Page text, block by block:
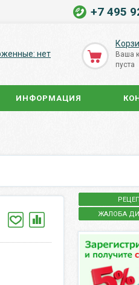
+7 495
нет
Ваша
пуста
ИНФОРМАЦИЯ
ЖАЛОБА